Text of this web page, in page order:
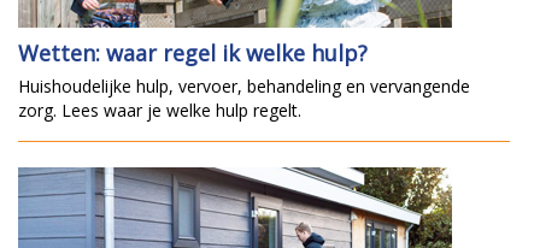
Wetten: waar regel ik welke hulp?
Huishoudelijke hulp, vervoer, behandeling en vervangende
zorg. Lees waar je welke hulp regelt.